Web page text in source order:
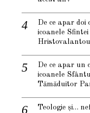
De ce apar doi
icoanele
De ce apar un
icoanele
Tămăduitor
Teologie și…